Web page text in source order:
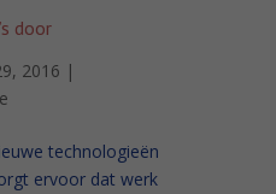
door
2016 |
technologieën
ervoor dat werk